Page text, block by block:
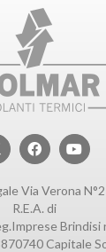
Via Verona
R.E.A. di
Brindisi
Capitale